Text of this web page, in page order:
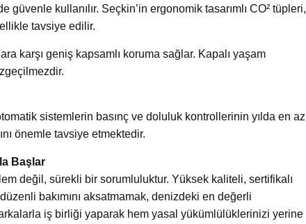
güvenle kullanılır. Seçkin’in ergonomik tasarımlı CO² tüpleri,
tavsiye edilir.
karşı geniş kapsamlı koruma sağlar. Kapalı yaşam
sistemlerin basınç ve doluluk kontrollerinin yılda en az
önemle tavsiye etmektedir.
Başlar
değil, sürekli bir sorumluluktur. Yüksek kaliteli, sertifikalı
bakımını aksatmamak, denizdeki en değerli
iş birliği yaparak hem yasal yükümlülüklerinizi yerine